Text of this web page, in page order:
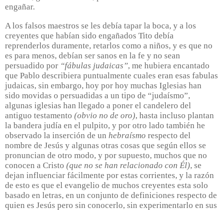
engañar.
A los falsos maestros se les debía tapar la boca, y a los
creyentes que habían sido engañados Tito debía
reprenderlos duramente, retarlos como a niños, y es que no
es para menos, debían ser sanos en la fe y no sean
persuadido por “fábulas judaicas”, me hubiera encantado
que Pablo describiera puntualmente cuales eran esas fabulas
judaicas, sin embargo, hoy por hoy muchas Iglesias han
sido movidas o persuadidas a un tipo de “judaísmo”,
algunas iglesias han llegado a poner el candelero del
antiguo testamento (obvio no de oro), hasta incluso plantan
la bandera judía en el pulpito, y por otro lado también he
observado la inserción de un hebraísmo respecto del
nombre de Jesús y algunas otras cosas que según ellos se
pronuncian de otro modo, y por supuesto, muchos que no
conocen a Cristo (que no se han relacionado con Él), se
dejan influenciar fácilmente por estas corrientes, y la razón
de esto es que el evangelio de muchos creyentes esta solo
basado en letras, en un conjunto de definiciones respecto de
quien es Jesús pero sin conocerlo, sin experimentarlo en sus